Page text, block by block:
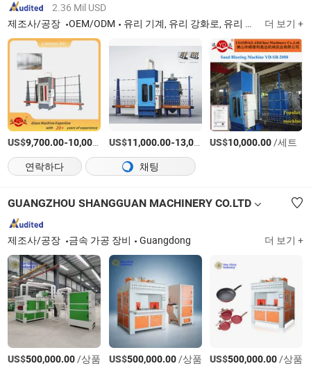
2.36 Mil USD
제조사/공장
OEM/ODM 유리 기계, 유리 강화로, 유리 모서리 가공 기계, 유리 세척 기계, 유리 드릴링 기계, 유리 베벨링 기계, 유리 샌드블라스팅 기계, 유리 절단 기계 더 보기 +
US$9,700.00-10,000.00 /세트
US$11,000.00-13,000.00 /세트
US$10,000.00/세트
연락하다
채팅
GUANGZHOU SHANGGUAN MACHINERY CO.LTD
제조사/공장 금속 가공 장비 Guangdong 더 보기 +
US$500,000.00/상품 US$500,000.00/상품 US$500,000.00/상품